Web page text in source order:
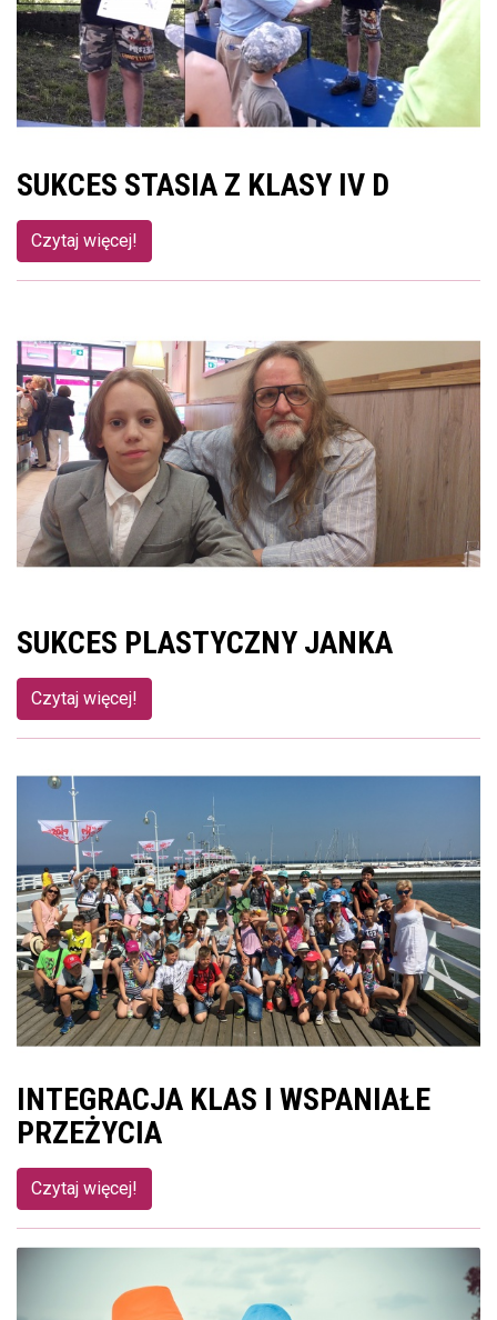
SUKCES STASIA Z KLASY IV D
Czytaj więcej!
SUKCES PLASTYCZNY JANKA
Czytaj więcej!
INTEGRACJA KLAS I WSPANIAŁE
PRZEŻYCIA
Czytaj więcej!